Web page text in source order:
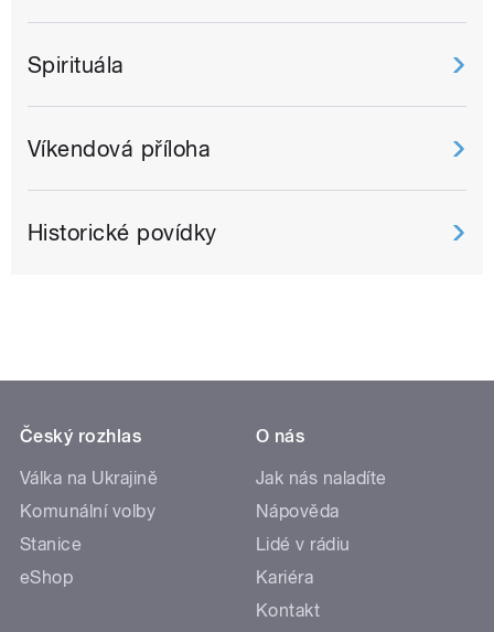
Spirituála
Víkendová příloha
Historické povídky
Český rozhlas
Válka na Ukrajině
Komunální volby
Stanice
eShop
O nás
Jak nás naladíte
Nápověda
Lidé v rádiu
Kariéra
Kontakt